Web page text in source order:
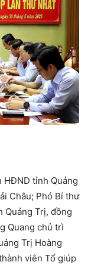
HĐND tỉnh Quảng
Châu; Phó Bí thư
Quảng Trị, đồng
Quang chủ trì
Trị Hoàng
viên Tổ giúp